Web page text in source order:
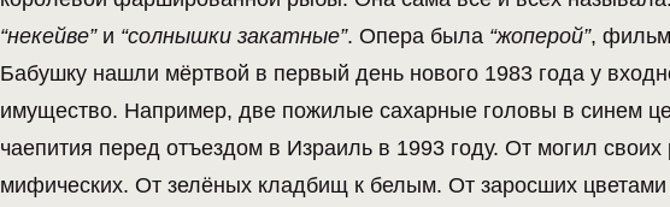
“некейве” и “солнышки закатные”. Опера была “жоперой”,
Бабушку нашли мёртвой в первый день нового 1983 года у
имущество. Например, две пожилые сахарные головы в синем
чаепития перед отъездом в Израиль в 1993 году. От могил
мифических. От зелёных кладбищ к белым. От заросших